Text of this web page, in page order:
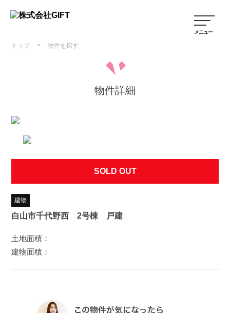
トップ > 物件を探す
物件詳細
SOLD OUT
建物
白山市千代野西 2号棟 戸建
土地面積：
建物面積：